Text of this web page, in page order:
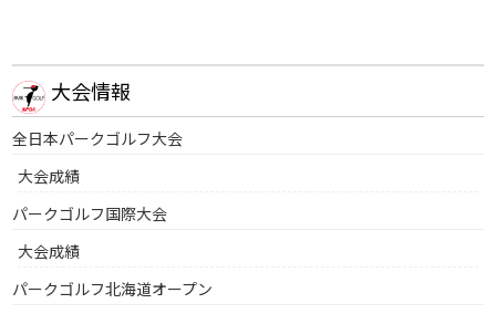
大会情報
全日本パークゴルフ大会
大会成績
パークゴルフ国際大会
大会成績
パークゴルフ北海道オープン